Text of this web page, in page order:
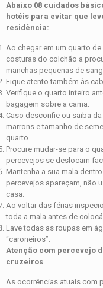
Abaixo 08 cuidados
hotéis para evitar que
residência:
Ao chegar em um quarto
costuras do colchão a
manchas pequenas de
Fique atento também às
Verifique o quarto inteiro
bagagem sobre a cama.
Caso desconfie ou saiba
marrons e tamanho de
quarto.
Procure mudar-se para o
percevejos se deslocam
Mantenha a sua mala
percevejos apareçam, não
casa.
Ao voltar das férias
toda a mala antes de
Lave todas as roupas em
“caroneiros”.
Atenção com percevejo
cruzeiros
As ocorrências atuais com